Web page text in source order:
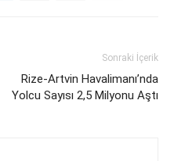
Sonraki İçerik
Rize-Artvin Havalimanı’nda
Yolcu Sayısı 2,5 Milyonu Aştı